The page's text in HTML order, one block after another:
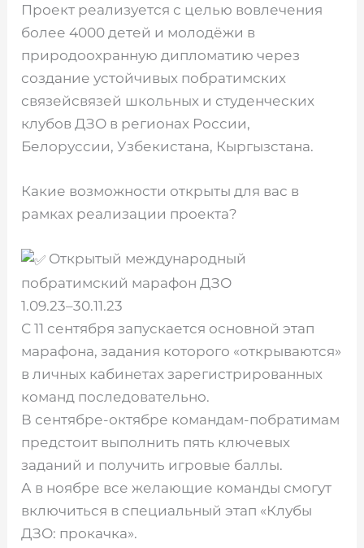
Проект реализуется с целью вовлечения
более 4000 детей и молодёжи в
природоохранную дипломатию через
создание устойчивых побратимских
связейсвязей школьных и студенческих
клубов ДЗО в регионах России,
Белоруссии, Узбекистана, Кыргызстана.
Какие возможности открыты для вас в
рамках реализации проекта?
Открытый международный
побратимский марафон ДЗО
1.09.23–30.11.23
С 11 сентября запускается основной этап
марафона, задания которого «открываются»
в личных кабинетах зарегистрированных
команд последовательно.
В сентябре-октябре командам-побратимам
предстоит выполнить пять ключевых
заданий и получить игровые баллы.
А в ноябре все желающие команды смогут
включиться в специальный этап «Клубы
ДЗО: прокачка».